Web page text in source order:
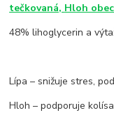
tečkovaná, Hloh
48% lihoglycerin a
Lípa – snižuje stres,
Hloh – podporuje